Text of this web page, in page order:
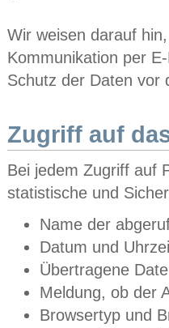
Wir weisen darauf
Kommunikation per
Schutz der Daten vor
Zugriff auf
Bei jedem Zugriff auf
statistische und
Name der
Datum und
Übertragene
Meldung, ob der
Browsertyp und